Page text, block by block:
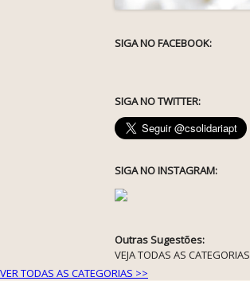
SIGA NO FACEBOOK:
SIGA NO TWITTER:
SIGA NO INSTAGRAM:
Outras Sugestões:
VEJA TODAS AS CATEGORIAS
VER TODAS AS CATEGORIAS >>